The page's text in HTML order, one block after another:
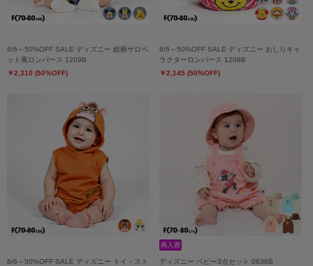
8/6～50%OFF SALE ディズニー 総柄サロペ
ット風ロンパース 1209B
￥2,310 (50%OFF)
8/6～50%OFF SALE ディズニー おしりキャ
ラクターロンパース 1208B
￥2,145 (50%OFF)
8/6～50%OFF SALE ディズニー トイ・スト
ディズニー ベビー3点セット 0636B